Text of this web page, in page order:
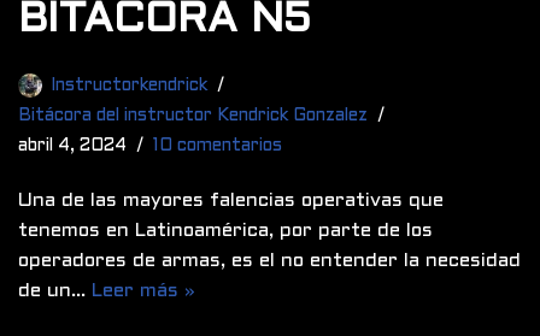
BITÁCORA N5
Instructorkendrick
Bitácora del instructor Kendrick Gonzalez
abril 4, 2024
10 comentarios
Una de las mayores falencias operativas que
tenemos en Latinoamérica, por parte de los
operadores de armas, es el no entender la necesidad
de un… Leer más »